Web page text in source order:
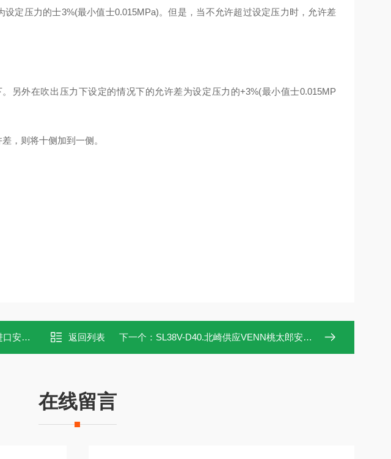
定压力的士3%(最小值士0.015MPa)。但是，当不允许超过设定压力时，允许差
另外在吹出压力下设定的情况下的允许差为设定压力的+3%(最小值士0.015MP
，则将十侧加到一侧。
D25 返回列表 下一个： SL38V-D40.北崎供应VENN桃太郎安全溢流阀SL38V-D40
在线留言